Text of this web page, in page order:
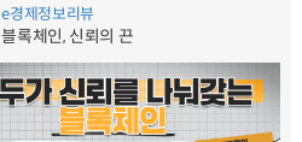
e경제정보리뷰
블록체인, 신뢰의 끈